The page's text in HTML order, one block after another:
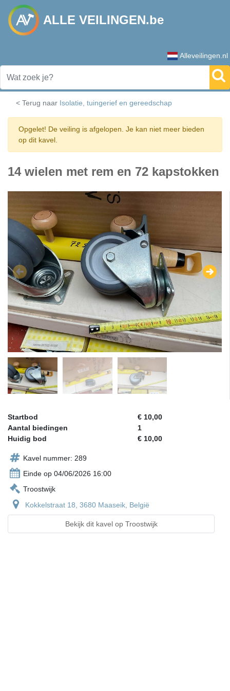
ALLE VEILINGEN.be
Alleveilingen.nl
< Terug naar Isolatie, tuingerief en gereedschap
Opgelet! De veiling is afgelopen. Je kan niet meer bieden
op dit kavel.
14 wielen met rem en 72 kapstokken
Startbod
€ 10,00
Aantal biedingen
1
Huidig bod
€ 10,00
Kavel nummer: 289
Einde op 04/06/2026 16:00
Troostwijk
Kokkelstraat 18, 3680 Maaseik, België
Bekijk dit kavel op Troostwijk